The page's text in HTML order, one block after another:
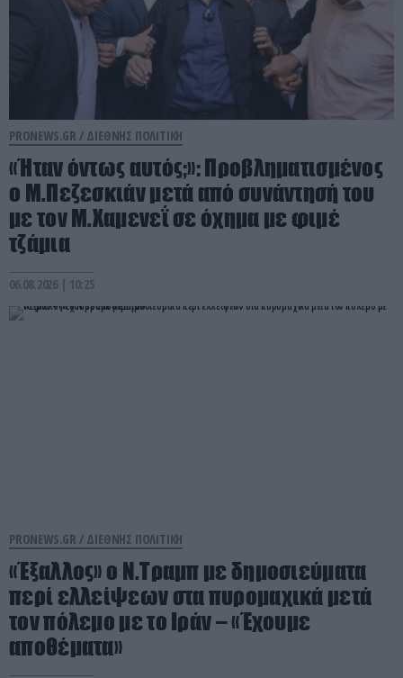
PRONEWS.GR / ΔΙΕΘΝΗΣ ΠΟΛΙΤΙΚΗ
«Ήταν όντως αυτός;»: Προβληματισμένος
ο Μ.Πεζεσκιάν μετά από συνάντησή του
με τον Μ.Χαμενεΐ σε όχημα με φιμέ
τζάμια
06.08.2026 | 10:25
PRONEWS.GR / ΔΙΕΘΝΗΣ ΠΟΛΙΤΙΚΗ
«Έξαλλος» ο Ν.Τραμπ με δημοσιεύματα
περί ελλείψεων στα πυρομαχικά μετά
τον πόλεμο με το Ιράν – «Έχουμε
αποθέματα»